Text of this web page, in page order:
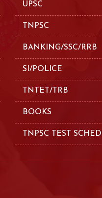
UPSC
TNPSC
BANKING/SSC/RRB
SI/POLICE
TNTET/TRB
BOOKS
TNPSC TEST